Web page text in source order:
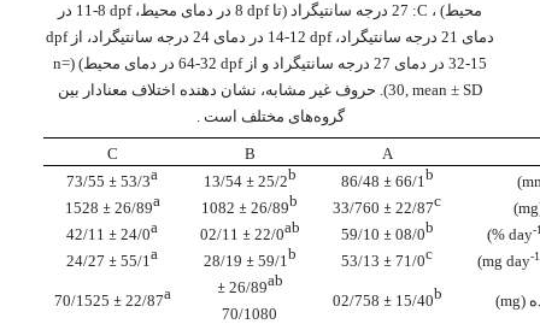
محیط) ، C: 27 درجه سانتیگراد (تا dpf
dpf
8-11 در
دمای 21 درجه سانتیگراد،
dpf 12-14 در دمای 24 درجه سانتیگراد، از
dpf
15-32 در دمای 27 درجه سانتیگراد و از
dpf 32-64 در دمای محیط) (
n=
30, mean ± SD). حروف غیر مشابه، نشان دهنده اختلاف معنادار بین
گروه‌های مختلف است .
A
B
C
)
b
66/1
±
b
25/2
±
13/54
a
53/3
±
mg
)
c
22/87
±
b
26/89
±
a
26/89
±
% day-
)
b
08/0
±
ab
22/0
±
a
24/0
±
mg day-1
)
c
71/0
±
b
59/1
±
a
55/1
±
(
mg
)
b
15/40
±
ab
26/89
±
70/1080
a
22/87
±